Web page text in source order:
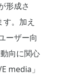
形成さ
。加え
ーザー向
向に関心
media」